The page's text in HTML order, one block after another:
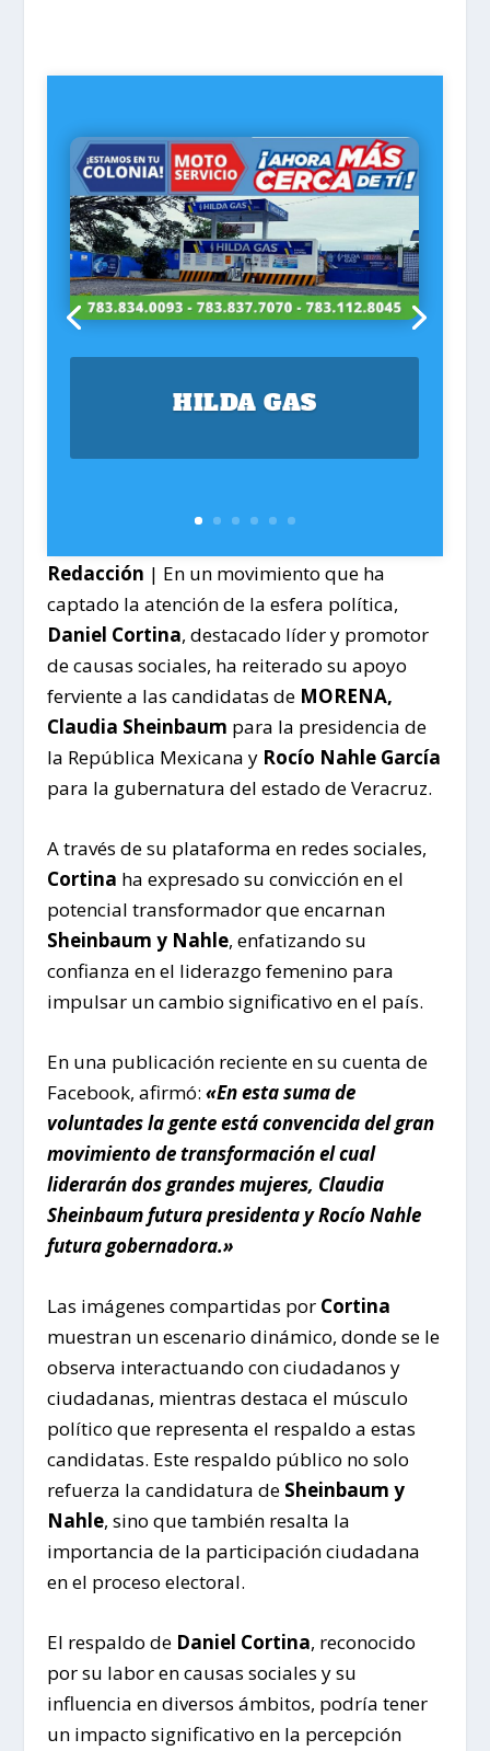
HILDA GAS
Redacción | En un movimiento que ha
captado la atención de la esfera política,
Daniel Cortina, destacado líder y promotor
de causas sociales, ha reiterado su apoyo
ferviente a las candidatas de MORENA,
Claudia Sheinbaum para la presidencia de
la República Mexicana y Rocío Nahle García
para la gubernatura del estado de Veracruz.
A través de su plataforma en redes sociales,
Cortina ha expresado su convicción en el
potencial transformador que encarnan
Sheinbaum y Nahle, enfatizando su
confianza en el liderazgo femenino para
impulsar un cambio significativo en el país.
En una publicación reciente en su cuenta de
Facebook, afirmó: «En esta suma de
voluntades la gente está convencida del gran
movimiento de transformación el cual
liderarán dos grandes mujeres, Claudia
Sheinbaum futura presidenta y Rocío Nahle
futura gobernadora.»
Las imágenes compartidas por Cortina
muestran un escenario dinámico, donde se le
observa interactuando con ciudadanos y
ciudadanas, mientras destaca el músculo
político que representa el respaldo a estas
candidatas. Este respaldo público no solo
refuerza la candidatura de Sheinbaum y
Nahle, sino que también resalta la
importancia de la participación ciudadana
en el proceso electoral.
El respaldo de Daniel Cortina, reconocido
por su labor en causas sociales y su
influencia en diversos ámbitos, podría tener
un impacto significativo en la percepción